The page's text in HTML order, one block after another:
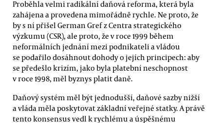
Proběhla velmi radikální daňová reforma, která byla
zahájena a provedena mimořádně rychle. Ne proto, že
by s ní přišel German Gref z Centra strategického
výzkumu (CSR), ale proto, že v roce 1999 během
neformálních jednání mezi podnikateli a vládou
se podařilo dosáhnout dohody o jejích principech: aby
se předešlo krizím, jako byla platební neschopnost
v roce 1998, měl byznys platit daně.
Daňový systém měl být jednodušší, daňové sazby nižší
a vláda měla poskytovat základní veřejné statky. A právě
tento konsensus vedl k rychlému a úspěšnému